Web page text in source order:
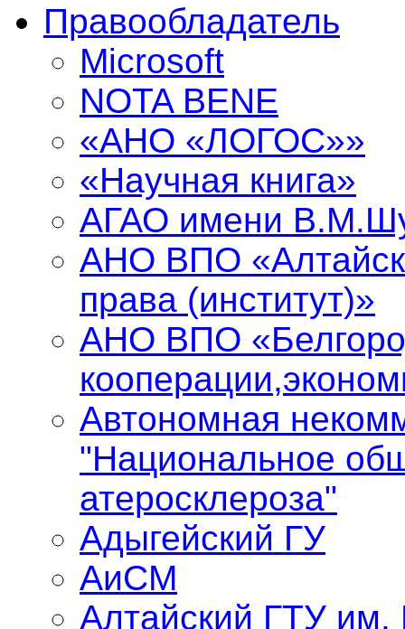
Правообладатель
Microsoft
NOTA BENE
«АНО «ЛОГОС»»
«Научная книга»
АГАО имени
АНО ВПО
права (институт)»
АНО ВПО
Автономная
"Национальное
атеросклероза"
Адыгейский ГУ
АиСМ
Алтайский ГТУ